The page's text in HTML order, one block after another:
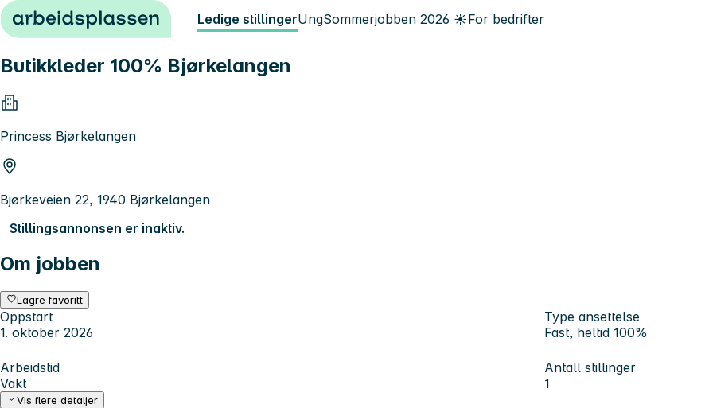
Hopp til innhold Ledige stillingerUngSommerjobben 2026 ☀️For bedrifter
Butikkleder 100% Bjørkelangen
Princess Bjørkelangen
Bjørkeveien 22, 1940 Bjørkelangen
Stillingsannonsen er inaktiv.
Om jobben
Lagre favoritt
Oppstart
1. oktober 2026
Type ansettelse
Fast, heltid 100%
Arbeidstid
Vakt
Antall stillinger
1
Vis flere detaljer